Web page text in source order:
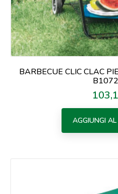
BARBECUE CLIC CLAC
Prezzo
AGGIUNGI AL